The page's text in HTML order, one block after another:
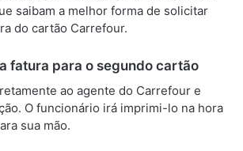
saibam a melhor forma de solicitar
do cartão Carrefour.
fatura para o segundo cartão
ao agente do Carrefour e
O funcionário irá imprimi-lo na hora
sua mão.